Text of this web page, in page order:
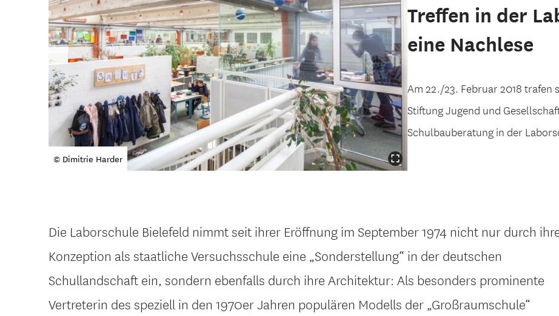
Treffen in der
eine Nachlese
Am 22./23. Februar 2018
Stiftung Jugend und
Schulbauberatung in der
© Dimitrie Harder
Die Laborschule Bielefeld nimmt seit ihrer Eröffnung im September 1974 nicht nur durch
Konzeption als staatliche Versuchsschule eine „Sonderstellung“ in der deutschen
Schullandschaft ein, sondern ebenfalls durch ihre Architektur: Als besonders prominente
Vertreterin des speziell in den 1970er Jahren populären Modells der „Großraumschule“